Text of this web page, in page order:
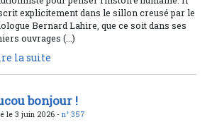
explicitement dans le sillon creusé par le
Bernard Lahire, que ce soit dans ses
ouvrages (...)
la suite
bonjour !
le 3 juin 2026 - n° 357